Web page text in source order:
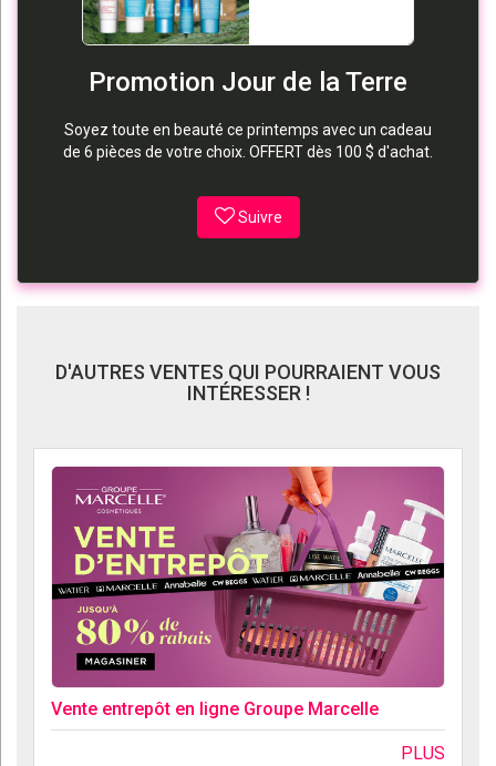
Promotion Jour de la Terre
Soyez toute en beauté ce printemps avec un cadeau
de 6 pièces de votre choix. OFFERT dès 100 $ d'achat.
Suivre
D'AUTRES VENTES QUI POURRAIENT VOUS
INTÉRESSER !
Vente entrepôt en ligne Groupe Marcelle
PLUS